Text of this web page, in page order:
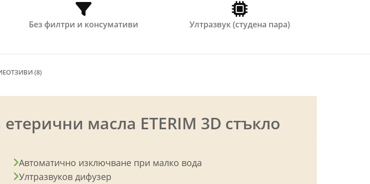
Без филтри и консумативи Ултразвук (студена пара)
ОТЗИВИ (8)
масла ETERIM 3D стъкло
Автоматично изключване при малко вода
Ултразвуков дифузер